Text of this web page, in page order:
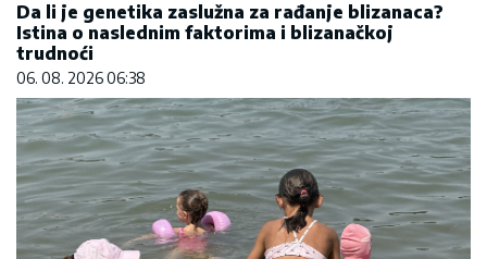
Da li je genetika zaslužna za rađanje blizanaca?
Istina o naslednim faktorima i blizanačkoj
trudnoći
06. 08. 2026 06:38